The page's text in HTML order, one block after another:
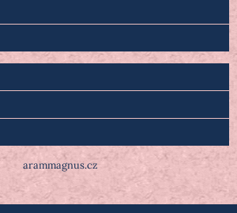
arammagnus.cz